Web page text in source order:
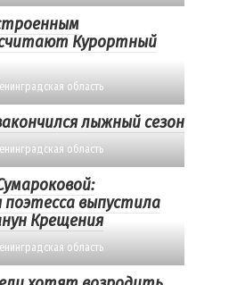
Курортный
область
лыжный сезон
область
поэтесса выпустила
Крещения
область